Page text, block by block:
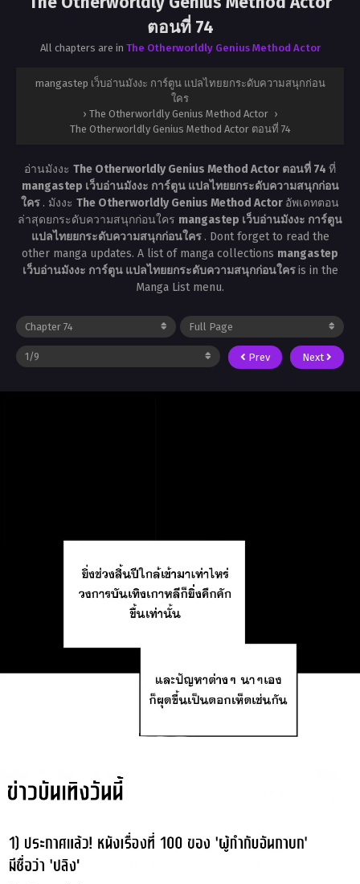
ตอนที่ 74
All chapters are in The Otherworldly Genius Method Actor
mangastep เว็บอ่านมังงะ การ์ตูน แปลไทยยกระดับความสนุกก่อน
ใคร
› The Otherworldly Genius Method Actor ›
The Otherworldly Genius Method Actor ตอนที่ 74
อ่านมังงะ The Otherworldly Genius Method Actor ตอนที่ 74 ที่
mangastep เว็บอ่านมังงะ การ์ตูน แปลไทยยกระดับความสนุกก่อน
ใคร . มังงะ The Otherworldly Genius Method Actor อัพเดทตอน
ล่าสุดยกระดับความสนุกก่อนใคร mangastep เว็บอ่านมังงะ การ์ตูน
แปลไทยยกระดับความสนุกก่อนใคร . Dont forget to read the
other manga updates. A list of manga collections mangastep
เว็บอ่านมังงะ การ์ตูน แปลไทยยกระดับความสนุกก่อนใครis in the
Manga List menu.
Prev Next